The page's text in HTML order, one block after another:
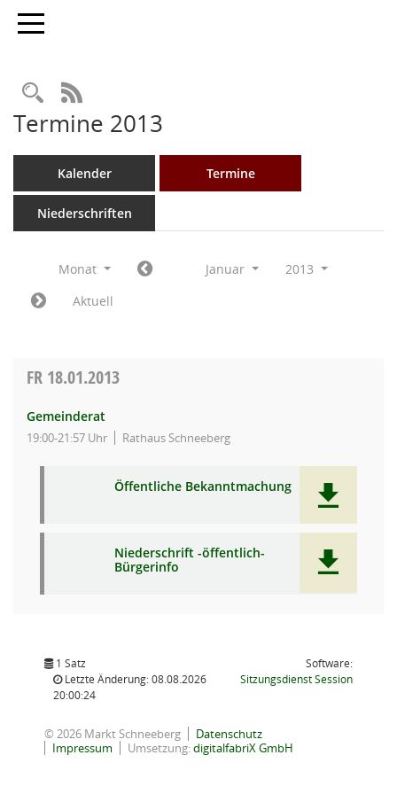
Toggle navigation
Rechercheauswahl
RSS-Feed
Termine 2013
Kalender Termine
Niederschriften
Monat Januar
2013
Aktuell
FR 18.01.2013
Gemeinderat
19:00-21:57 Uhr Rathaus Schneeberg
Öffentliche Bekanntmachung
Niederschrift -öffentlich-
Bürgerinfo
1 Satz
Letzte Änderung: 08.08.2026
20:00:24
Software:
SitzungsdienstSession(Wird in
© 2026 Markt Schneeberg
Datenschutz
Impressum
Umsetzung:digitalfabriX GmbH